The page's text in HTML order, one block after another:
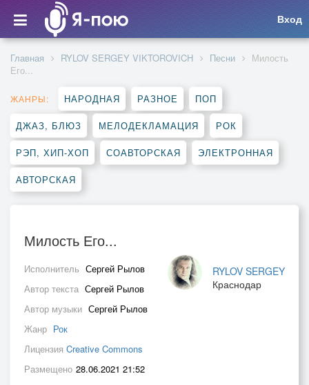
Вход
Главная RYLOV SERGEY VIKTOROVICH Песни
Милость
Его...
ЖАНРЫ: НАРОДНАЯ РАЗНОЕ ПОП
ДЖАЗ, БЛЮЗ МЕЛОДЕКЛАМАЦИЯ РОК
РЭП, ХИП-ХОП СОАВТОРСКАЯ ЭЛЕКТРОННАЯ
АВТОРСКАЯ
Милость Его...
RYLOV SERGEY
Краснодар
Исполнитель Сергей Рылов
Автор текста Сергей Рылов
Автор музыки Сергей Рылов
Жанр Рок
Лицензия Creative Commons
Размещено 28.06.2021 21:52